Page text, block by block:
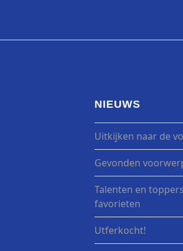
NIEUWS
Uitkijken naar de
Gevonden
Talenten en
favorieten
Utferkocht!